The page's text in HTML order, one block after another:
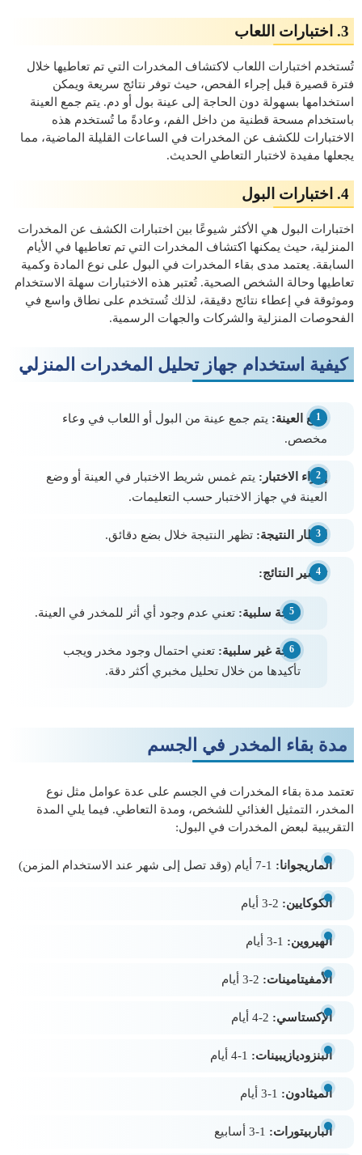
3. اختبارات اللعاب
تُستخدم اختبارات اللعاب لاكتشاف المخدرات التي تم تعاطيها خلال
فترة قصيرة قبل إجراء الفحص، حيث توفر نتائج سريعة ويمكن
استخدامها بسهولة دون الحاجة إلى عينة بول أو دم. يتم جمع العينة
باستخدام مسحة قطنية من داخل الفم، وعادةً ما تُستخدم هذه
الاختبارات للكشف عن المخدرات في الساعات القليلة الماضية، مما
يجعلها مفيدة لاختبار التعاطي الحديث.
4. اختبارات البول
اختبارات البول هي الأكثر شيوعًا بين اختبارات الكشف عن المخدرات
المنزلية، حيث يمكنها اكتشاف المخدرات التي تم تعاطيها في الأيام
السابقة. يعتمد مدى بقاء المخدرات في البول على نوع المادة وكمية
تعاطيها وحالة الشخص الصحية. تُعتبر هذه الاختبارات سهلة الاستخدام
وموثوقة في إعطاء نتائج دقيقة، لذلك تُستخدم على نطاق واسع في
الفحوصات المنزلية والشركات والجهات الرسمية.
كيفية استخدام جهاز تحليل المخدرات المنزلي
جمع العينة: يتم جمع عينة من البول أو اللعاب في وعاء
مخصص.
إجراء الاختبار: يتم غمس شريط الاختبار في العينة أو وضع
العينة في جهاز الاختبار حسب التعليمات.
انتظار النتيجة: تظهر النتيجة خلال بضع دقائق.
تفسير النتائج:
نتيجة سلبية: تعني عدم وجود أي أثر للمخدر في العينة.
نتيجة غير سلبية: تعني احتمال وجود مخدر ويجب
تأكيدها من خلال تحليل مخبري أكثر دقة.
مدة بقاء المخدر في الجسم
تعتمد مدة بقاء المخدرات في الجسم على عدة عوامل مثل نوع
المخدر، التمثيل الغذائي للشخص، ومدة التعاطي. فيما يلي المدة
التقريبية لبعض المخدرات في البول:
الماريجوانا:
الكوكايين:
الهيروين:
الأمفيتامينات:
الإكستاسي:
البنزوديازيبينات:
الميثادون:
الباربيتورات: